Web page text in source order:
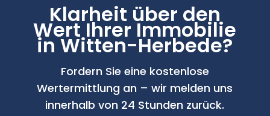
Klarheit über den
Wert Ihrer Immobilie
in Witten-Herbede?
Fordern Sie eine kostenlose
Wertermittlung an – wir melden uns
innerhalb von 24 Stunden zurück.